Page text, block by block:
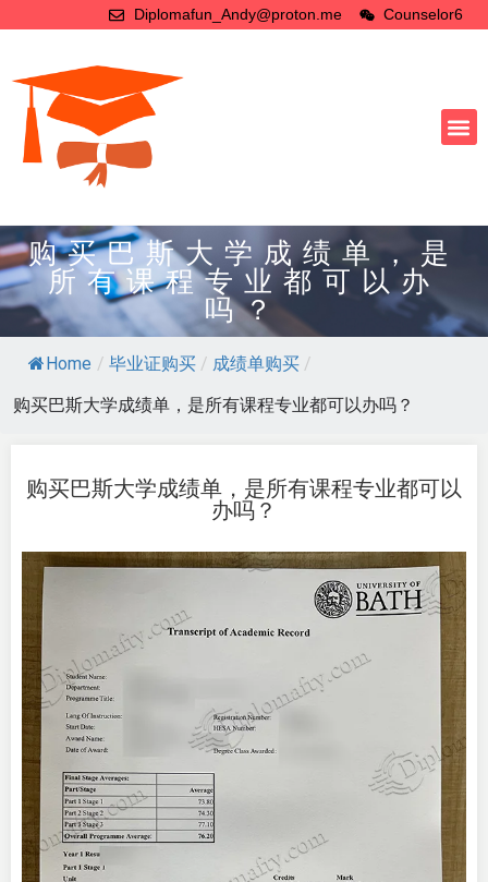
Diplomafun_Andy@proton.me Counselor6
购买巴斯大学成绩单，是
所有课程专业都可以办
吗？
Home / 毕业证购买 / 成绩单购买 /
购买巴斯大学成绩单，是所有课程专业都可以办吗？
购买巴斯大学成绩单，是所有课程专业都可以
办吗？